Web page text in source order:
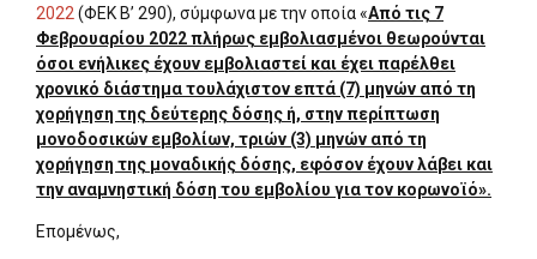
2022 (ΦΕΚ Β’ 290), σύμφωνα με την οποία «Από τις 7
Φεβρουαρίου 2022 πλήρως εμβολιασμένοι θεωρούνται
όσοι ενήλικες έχουν εμβολιαστεί και έχει παρέλθει
χρονικό διάστημα τουλάχιστον επτά (7) μηνών από τη
χορήγηση της δεύτερης δόσης ή, στην περίπτωση
μονοδοσικών εμβολίων, τριών (3) μηνών από τη
χορήγηση της μοναδικής δόσης, εφόσον έχουν λάβει και
την αναμνηστική δόση του εμβολίου για τον κορωνοϊό».
Επομένως,